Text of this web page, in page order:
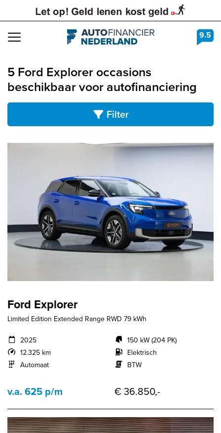
Navigation 9.5
5 Ford Explorer occasions
beschikbaar voor autofinanciering
Filter
Ford Explorer
Limited Edition Extended Range RWD 79 kWh
2025
12.325 km
Automaat
150 kW (204 PK)
Elektrisch
BTW
v.a. 625 p/m € 36.850,-